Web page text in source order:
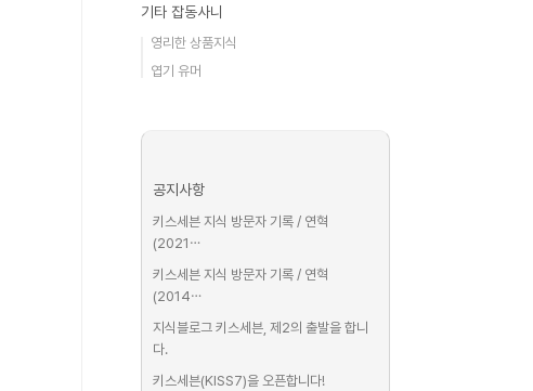
기타 잡동사니
영리한 상품지식
엽기 유머
공지사항
키스세븐 지식 방문자 기록 / 연혁
(2021⋯
키스세븐 지식 방문자 기록 / 연혁
(2014⋯
지식블로그 키스세븐, 제2의 출발을 합니
다.
키스세븐(KISS7)을 오픈합니다!